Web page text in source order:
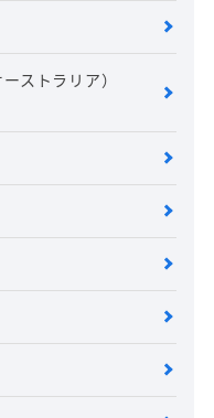
ストラリア）